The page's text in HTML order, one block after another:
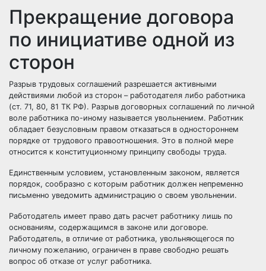
Прекращение договора
по инициативе одной из
сторон
Разрыв трудовых соглашений разрешается активными
действиями любой из сторон – работодателя либо работника
(ст. 71, 80, 81 ТК РФ). Разрыв договорных соглашений по личной
воле работника по-иному называется увольнением. Работник
обладает безусловным правом отказаться в одностороннем
порядке от трудового правоотношения. Это в полной мере
относится к конституционному принципу свободы труда.
Единственным условием, установленным законом, является
порядок, сообразно с которым работник должен непременно
письменно уведомить администрацию о своем увольнении.
Работодатель имеет право дать расчет работнику лишь по
основаниям, содержащимся в законе или договоре.
Работодатель, в отличие от работника, увольняющегося по
личному пожеланию, ограничен в праве свободно решать
вопрос об отказе от услуг работника.